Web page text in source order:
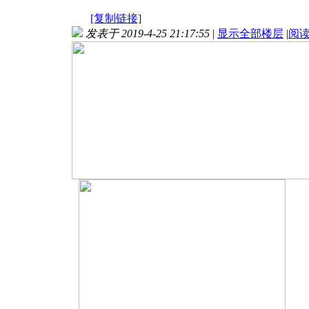
[复制链接]
发表于 2019-4-25 21:17:55 | 显示全部楼层 |阅